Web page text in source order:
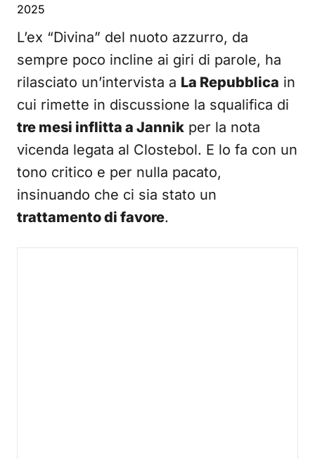
2025
L’ex “Divina” del nuoto azzurro, da
sempre poco incline ai giri di parole, ha
rilasciato un’intervista a La Repubblica in
cui rimette in discussione la squalifica di
tre mesi inflitta a Jannik per la nota
vicenda legata al Clostebol. E lo fa con un
tono critico e per nulla pacato,
insinuando che ci sia stato un
trattamento di favore.